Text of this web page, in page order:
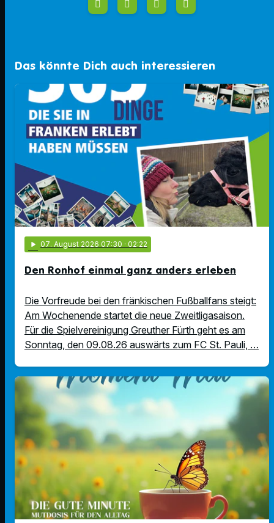
Das könnte Dich auch interessieren
play_arrow 07. August 2026 07:30 · 02:22
Den Ronhof einmal ganz anders erleben
Die Vorfreude bei den fränkischen Fußballfans steigt:
Am Wochenende startet die neue Zweitligasaison.
Für die Spielvereinigung Greuther Fürth geht es am
Sonntag, den 09.08.26 auswärts zum FC St. Pauli, …